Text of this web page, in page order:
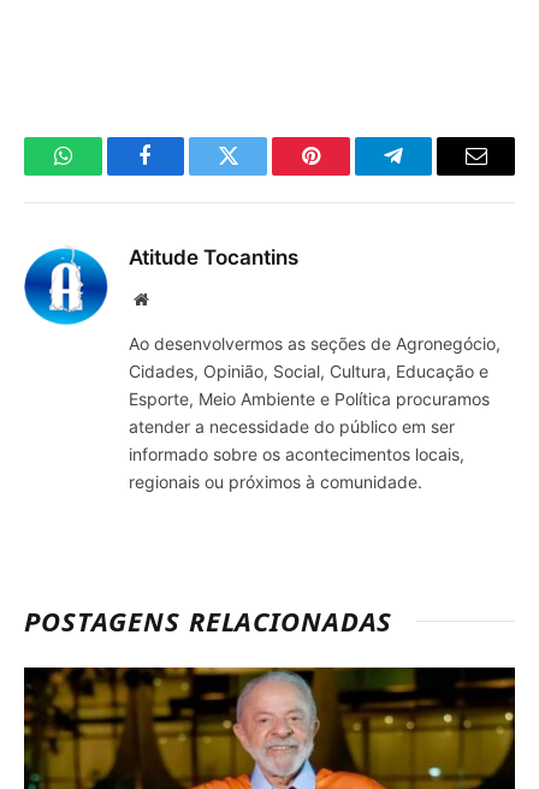
WhatsAppFacebookTwitter Pinterest TelegramaE-
Atitude Tocantins
Site
Ao desenvolvermos as seções de Agronegócio,
Cidades, Opinião, Social, Cultura, Educação e
Esporte, Meio Ambiente e Política procuramos
atender a necessidade do público em ser
informado sobre os acontecimentos locais,
regionais ou próximos à comunidade.
POSTAGENS RELACIONADAS